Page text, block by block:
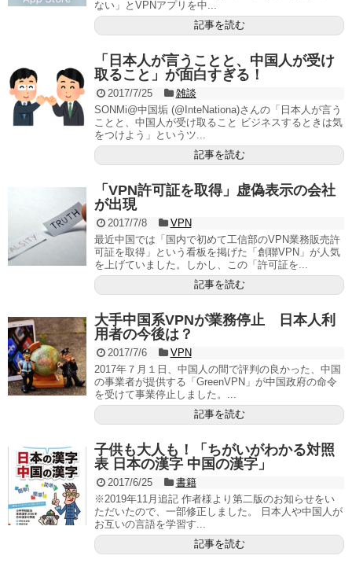
ない」とVPNアプリを中...
記事を読む
「日本人が言うことと、中国人が受け
取ること」が面白すぎる！
2017/7/25
雑談
SONMi@中国垢 (@InteNationa)さんの「日本人が言う
ことと、中国人が受け取ること ビジネスするときは気
をつけよう」というツ...
記事を読む
「VPN許可証を取得」虚偽表示の会社
が出現
2017/7/8
VPN
最近中国では「国内で初めて工信部のVPN業務販売許
可証を取得」という看板を掲げた「創聯VPN」が人気
を上げていました。しかし、この「許可証を...
記事を読む
大手中国系VPNが業務停止 日本人利
用者の今後は？
2017/7/6
VPN
2017年７月１日、中国人の間で評判の良かった、中国
の事業者が提供する「GreenVPN」が中国政府の命令
を受けて事業停止しました。...
記事を読む
子供も大人も！「ちがいがわかる対照
表 日本の漢字 中国の漢字」
2017/6/25
書籍
※2019年11月追記 作者様より第二版のお知らせをい
ただいたので、一部修正しました。 日本人や中国人が
お互いの言語を学習す...
記事を読む